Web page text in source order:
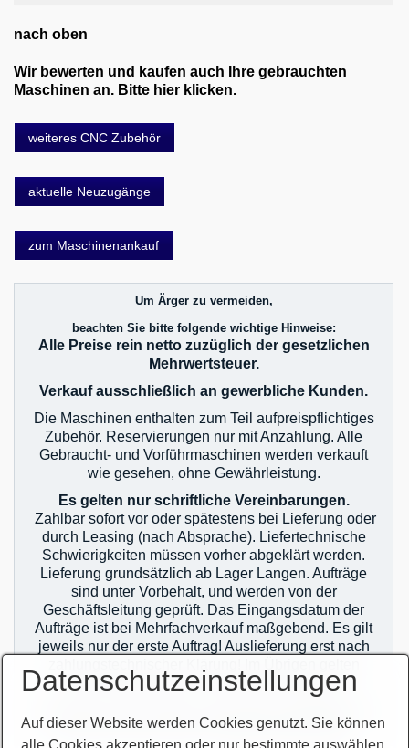
nach oben
Wir bewerten und kaufen auch Ihre gebrauchten
Maschinen an. Bitte hier klicken.
weiteres CNC Zubehör
aktuelle Neuzugänge
zum Maschinenankauf
Um Ärger zu vermeiden,
beachten Sie bitte folgende wichtige Hinweise:
Alle Preise rein netto zuzüglich der gesetzlichen
Mehrwertsteuer.
Verkauf ausschließlich an gewerbliche Kunden.
Die Maschinen enthalten zum Teil aufpreispflichtiges
Zubehör. Reservierungen nur mit Anzahlung. Alle
Gebraucht- und Vorführmaschinen werden verkauft
wie gesehen, ohne Gewährleistung.
Es gelten nur schriftliche Vereinbarungen.
Zahlbar sofort vor oder spätestens bei Lieferung oder
durch Leasing (nach Absprache). Liefertechnische
Schwierigkeiten müssen vorher abgeklärt werden.
Lieferung grundsätzlich ab Lager Langen. Aufträge
sind unter Vorbehalt, und werden von der
Geschäftsleitung geprüft. Das Eingangsdatum der
Aufträge ist bei Mehrfachverkauf maßgebend. Es gilt
jeweils nur der erste Auftrag! Auslieferung erst nach
unsere allgemeinen Geschäftsbedingungen.
Netz oder auf unseren Auftragsbestätigungen.
Datenschutzeinstellungen
Auf dieser Website werden Cookies genutzt. Sie können
alle Cookies akzeptieren oder nur bestimmte auswählen.